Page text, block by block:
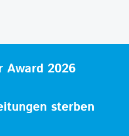
Award 2026
sterben